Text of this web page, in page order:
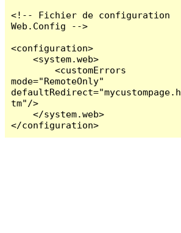
<!-- Fichier de configuration
Web.Config -->
<configuration>
    <system.web>
        <customErrors
mode="RemoteOnly"
defaultRedirect="mycustompage.h
tm"/>
    </system.web>
</configuration>